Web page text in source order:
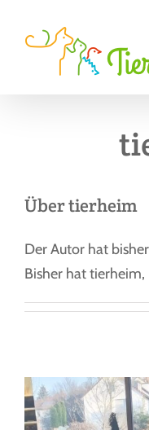
Inhalt
Übertierheim
Der Autor hat
Bisher hat tierheim,